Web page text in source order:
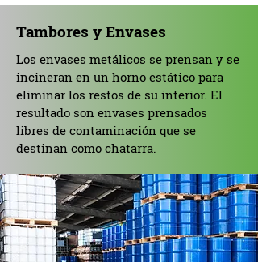
Tambores y Envases
Los envases metálicos se prensan y se
incineran en un horno estático para
eliminar los restos de su interior. El
resultado son envases prensados
libres de contaminación que se
destinan como chatarra.